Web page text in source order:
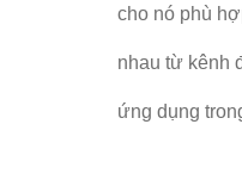
cho nó phù
nhau từ kênh
ứng dụng